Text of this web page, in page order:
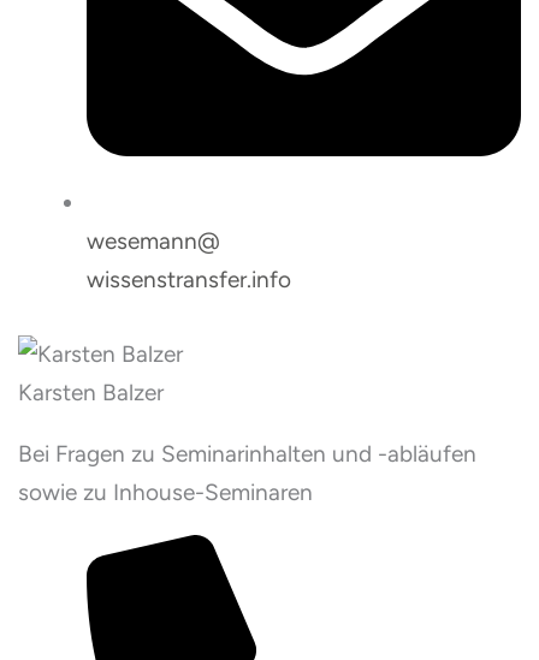
wesemann@
wissenstransfer.info
Karsten Balzer
Bei Fragen zu Seminarinhalten und -abläufen
sowie zu Inhouse-Seminaren